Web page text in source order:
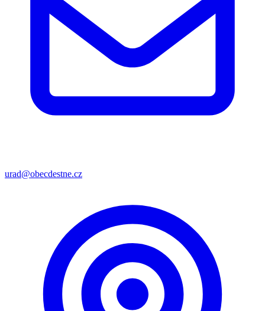
urad@obecdestne.cz